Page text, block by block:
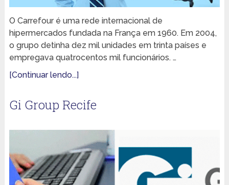
O Carrefour é uma rede internacional de
hipermercados fundada na França em 1960. Em 2004,
o grupo detinha dez mil unidades em trinta países e
empregava quatrocentos mil funcionários. …
[Continuar lendo...]
Gi Group Recife